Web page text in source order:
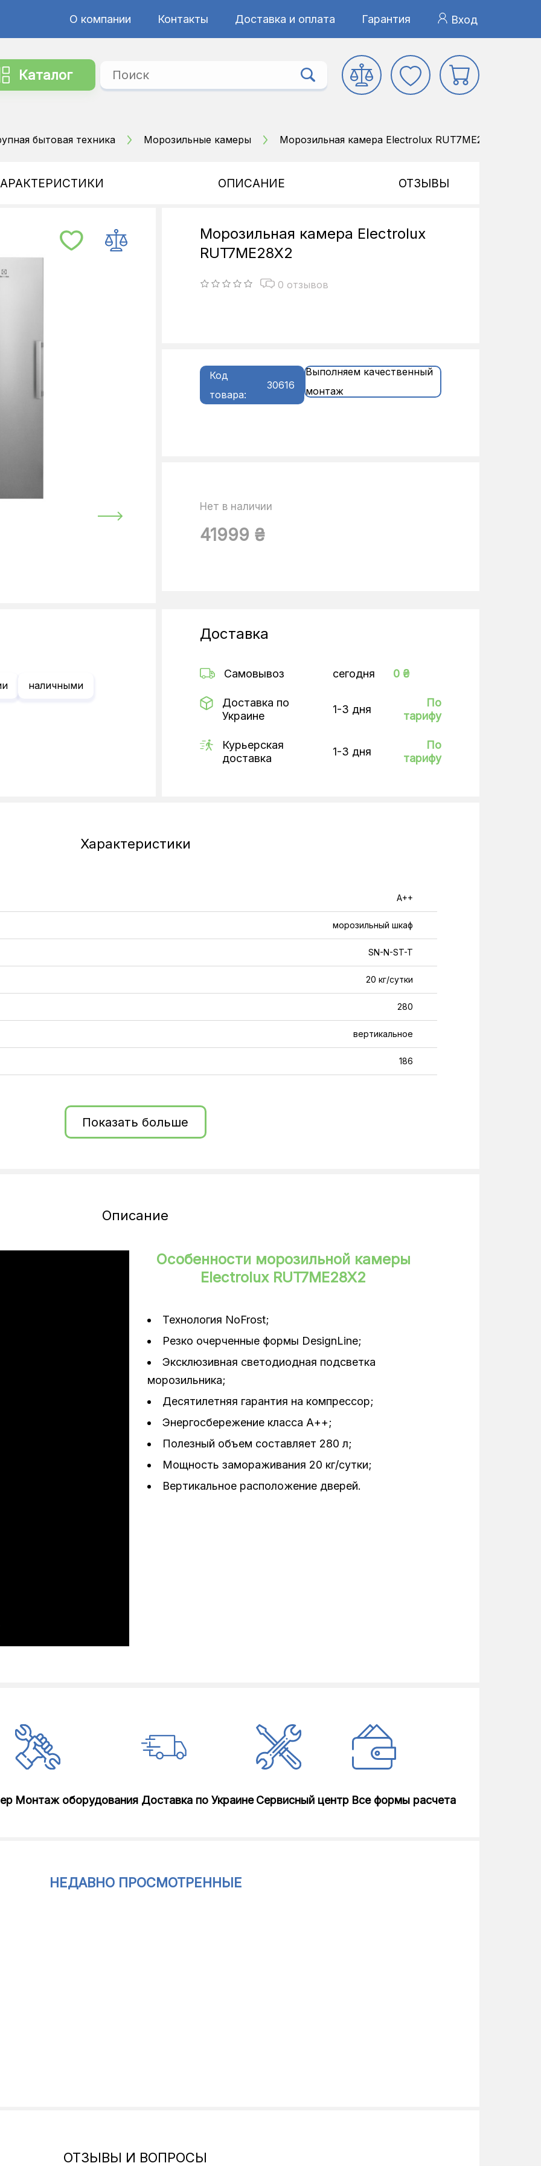
О компании Контакты Доставка и оплата Гарантия Вход
Каталог
бытовая техника Морозильные камеры Морозильная камера Electrolux RUT7ME28X2
ОПИСАНИЕ ОТЗЫВЫ
наличными
Морозильная камера Electrolux
RUT7ME28X2
0 отзывов
Код
товара:
30616
Выполняем качественный
монтаж
Нет в наличии
41999 ₴
Доставка
Самовывоз сегодня 0 ₴
Доставка по
Украине
1-3 дня
По
тарифу
Курьерская
доставка
1-3 дня
По
тарифу
Характеристики
A++
морозильный шкаф
SN-N-ST-T
20 кг/сутки
280
вертикальное
186
Показать больше
Описание
Особенности морозильной камеры
Electrolux RUT7ME28X2
Технология NoFrost;
Резко очерченные формы DesignLine;
Эксклюзивная светодиодная подсветка
морозильника;
Десятилетняя гарантия на компрессор;
Энергосбережение класса А++;
Полезный объем составляет 280 л;
Мощность замораживания 20 кг/сутки;
Вертикальное расположение дверей.
Монтаж оборудования Доставка по Украине Сервисный центр Все формы расчета
НЕДАВНО ПРОСМОТРЕННЫЕ
ОТЗЫВЫ И ВОПРОСЫ